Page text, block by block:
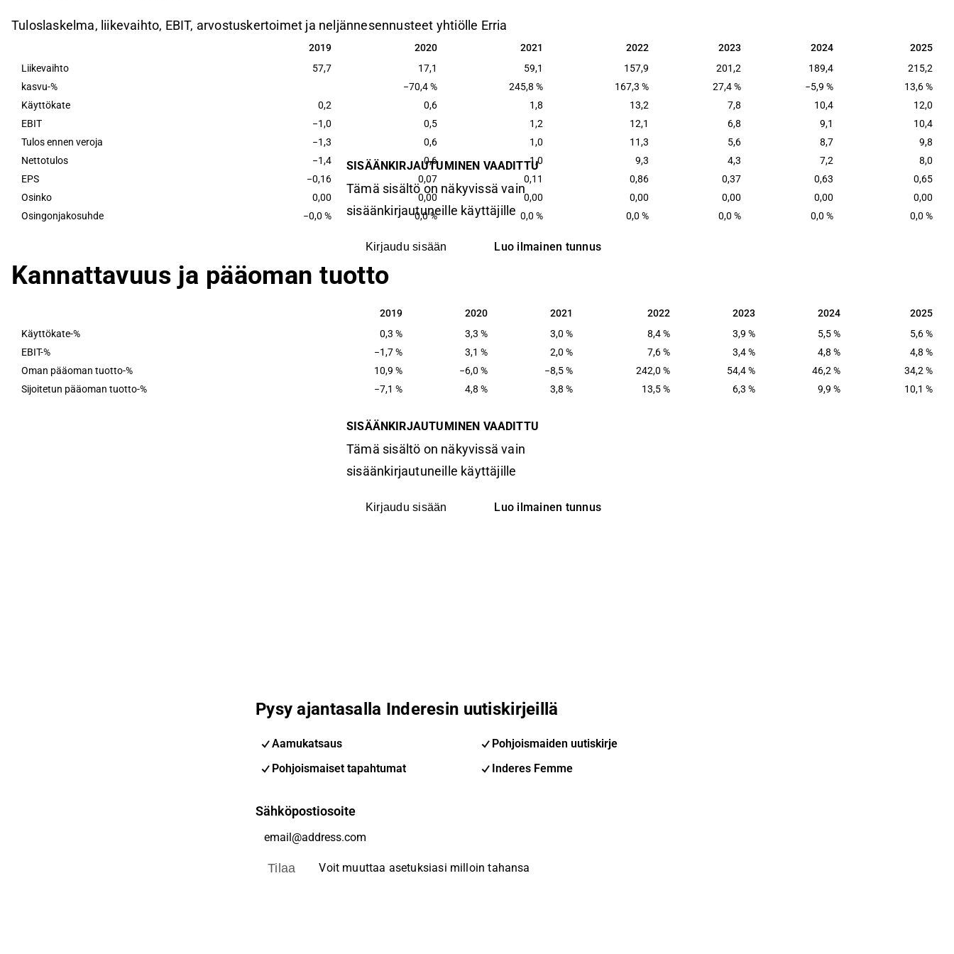
Tuloslaskelma, liikevaihto, EBIT, arvostuskertoimet ja neljännesennusteet yhtiölle Erria
2019 2020 2021 2022 2023 2024 2025
2019 2020 2021 2022 2023 2024
2025
Liikevaihto
57,7 17,1 59,1 157,9 201,2 189,4
215,2
kasvu-%
−70,4 % 245,8 % 167,3 % 27,4 % −5,9 %
13,6 %
Käyttökate
0,2 0,6 1,8 13,2 7,8 10,4
12,0
EBIT
−1,0 0,5 1,2 12,1 6,8 9,1
10,4
Tulos ennen veroja
−1,3 0,6 1,0 11,3 5,6 8,7
9,8
Nettotulos
−1,4 0,6 1,0 9,3 4,3 7,2
8,0
EPS
−0,16 0,07 0,11 0,86 0,37 0,63
0,65
Osinko
0,00 0,00 0,00 0,00 0,00 0,00
0,00
Osingonjakosuhde
−0,0 % 0,0 % 0,0 % 0,0 % 0,0 % 0,0 % 0,0 %
SISÄÄNKIRJAUTUMINEN VAADITTU
Tämä sisältö on näkyvissä vain
sisäänkirjautuneille käyttäjille
Kirjaudu sisään Luo ilmainen tunnus
Kannattavuus ja pääoman tuotto
2019 2020 2021 2022 2023 2024 2025
2019 2020 2021 2022 2023 2024
2025
Käyttökate-%
0,3 % 3,3 % 3,0 % 8,4 % 3,9 % 5,5 %
5,6 %
EBIT-%
−1,7 % 3,1 % 2,0 % 7,6 % 3,4 % 4,8 %
4,8 %
Oman pääoman tuotto-%
10,9 % −6,0 % −8,5 % 242,0 % 54,4 % 46,2 %
34,2 %
Sijoitetun pääoman tuotto-%
−7,1 % 4,8 % 3,8 % 13,5 % 6,3 % 9,9 % 10,1 %
SISÄÄNKIRJAUTUMINEN VAADITTU
Tämä sisältö on näkyvissä vain
sisäänkirjautuneille käyttäjille
Kirjaudu sisään Luo ilmainen tunnus
Pysy ajantasalla Inderesin uutiskirjeillä
Aamukatsaus
Pohjoismaiden uutiskirje
Pohjoismaiset tapahtumat
Inderes Femme
Sähköpostiosoite
Tilaa Voit muuttaa asetuksiasi milloin tahansa